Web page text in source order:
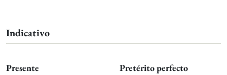
Indicativo
Presente Pretérito perfecto